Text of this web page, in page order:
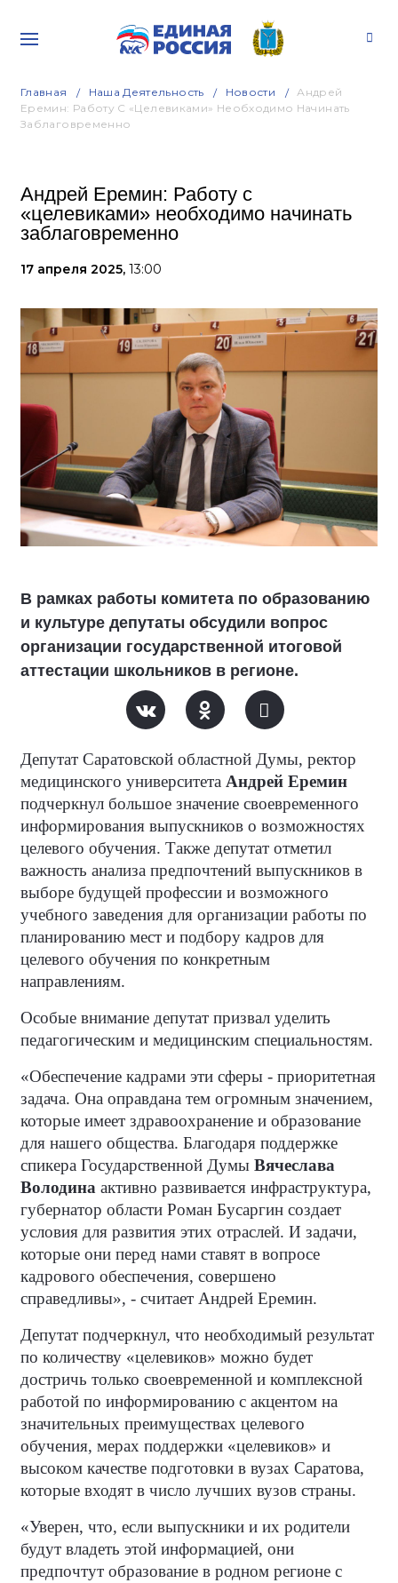
Главная Наша Деятельность Новости
Андрей
Еремин: Работу С «целевиками» Необходимо Начинать
Заблаговременно
Андрей Еремин: Работу с
«целевиками» необходимо начинать
заблаговременно
17 апреля 2025, 13:00
В рамках работы комитета по образованию
и культуре депутаты обсудили вопрос
организации государственной итоговой
аттестации школьников в регионе.
Депутат Саратовской областной Думы, ректор
медицинского университета Андрей Еремин
подчеркнул большое значение своевременного
информирования выпускников о возможностях
целевого обучения. Также депутат отметил
важность анализа предпочтений выпускников в
выборе будущей профессии и возможного
учебного заведения для организации работы по
планированию мест и подбору кадров для
целевого обучения по конкретным
направлениям.
Особые внимание депутат призвал уделить
педагогическим и медицинским специальностям.
«Обеспечение кадрами эти сферы - приоритетная
задача. Она оправдана тем огромным значением,
которые имеет здравоохранение и образование
для нашего общества. Благодаря поддержке
спикера Государственной Думы Вячеслава
Володина активно развивается инфраструктура,
губернатор области Роман Бусаргин создает
условия для развития этих отраслей. И задачи,
которые они перед нами ставят в вопросе
кадрового обеспечения, совершено
справедливы», - считает Андрей Еремин.
Депутат подчеркнул, что необходимый результат
по количеству «целевиков» можно будет
достричь только своевременной и комплексной
работой по информированию с акцентом на
значительных преимуществах целевого
обучения, мерах поддержки «целевиков» и
высоком качестве подготовки в вузах Саратова,
которые входят в число лучших вузов страны.
«Уверен, что, если выпускники и их родители
будут владеть этой информацией, они
предпочтут образование в родном регионе с